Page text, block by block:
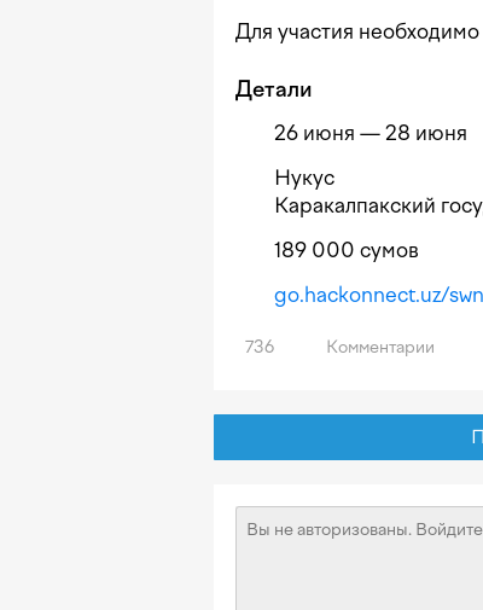
Для участия необходимо
Детали
26 июня — 28 июня
Нукус
Каракалпакский
189 000 сумов
go.hackonnect.uz/
736 Комментарии